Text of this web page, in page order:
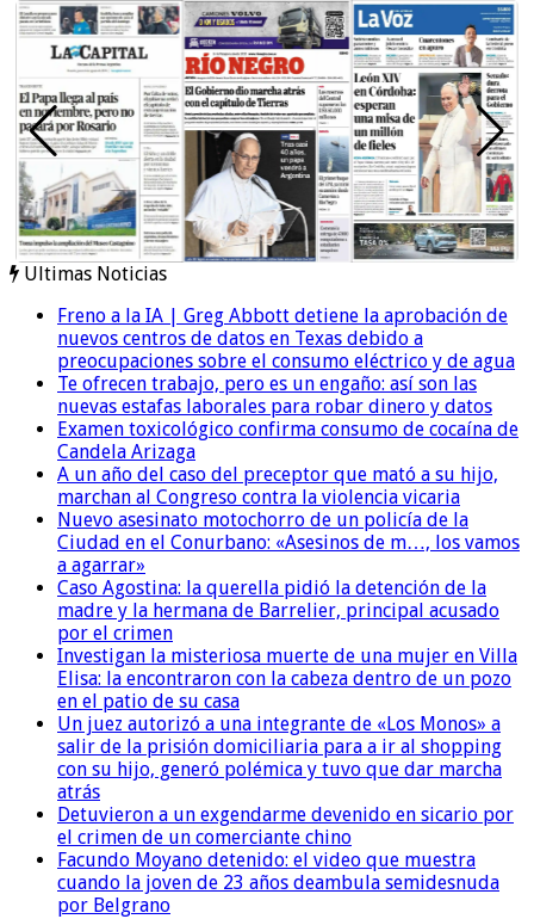
Ultimas Noticias
Freno a la IA | Greg Abbott detiene la aprobación de
nuevos centros de datos en Texas debido a
preocupaciones sobre el consumo eléctrico y de agua
Te ofrecen trabajo, pero es un engaño: así son las
nuevas estafas laborales para robar dinero y datos
Examen toxicológico confirma consumo de cocaína de
Candela Arizaga
A un año del caso del preceptor que mató a su hijo,
marchan al Congreso contra la violencia vicaria
Nuevo asesinato motochorro de un policía de la
Ciudad en el Conurbano: «Asesinos de m…, los vamos
a agarrar»
Caso Agostina: la querella pidió la detención de la
madre y la hermana de Barrelier, principal acusado
por el crimen
Investigan la misteriosa muerte de una mujer en Villa
Elisa: la encontraron con la cabeza dentro de un pozo
en el patio de su casa
Un juez autorizó a una integrante de «Los Monos» a
salir de la prisión domiciliaria para a ir al shopping
con su hijo, generó polémica y tuvo que dar marcha
atrás
Detuvieron a un exgendarme devenido en sicario por
el crimen de un comerciante chino
Facundo Moyano detenido: el video que muestra
cuando la joven de 23 años deambula semidesnuda
por Belgrano